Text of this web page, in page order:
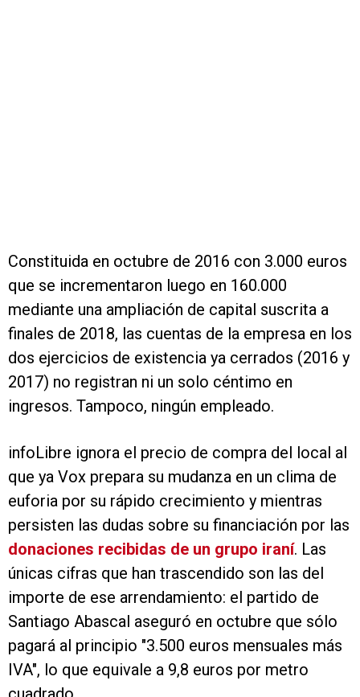
Constituida en octubre de 2016 con 3.000 euros
que se incrementaron luego en 160.000
mediante una ampliación de capital suscrita a
finales de 2018, las cuentas de la empresa en los
dos ejercicios de existencia ya cerrados (2016 y
2017) no registran ni un solo céntimo en
ingresos. Tampoco, ningún empleado.
infoLibre ignora el precio de compra del local al
que ya Vox prepara su mudanza en un clima de
euforia por su rápido crecimiento y mientras
persisten las dudas sobre su financiación por las
donaciones recibidas de un grupo iraní. Las
únicas cifras que han trascendido son las del
importe de ese arrendamiento: el partido de
Santiago Abascal aseguró en octubre que sólo
pagará al principio "3.500 euros mensuales más
IVA", lo que equivale a 9,8 euros por metro